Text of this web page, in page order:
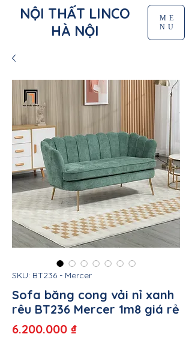
NỘI THẤT LINCO
HÀ NỘI
ME
NU
SKU: BT236 - Mercer
Sofa băng cong vải nỉ xanh
rêu BT236 Mercer 1m8 giá rẻ
6.200.000 ₫Giá